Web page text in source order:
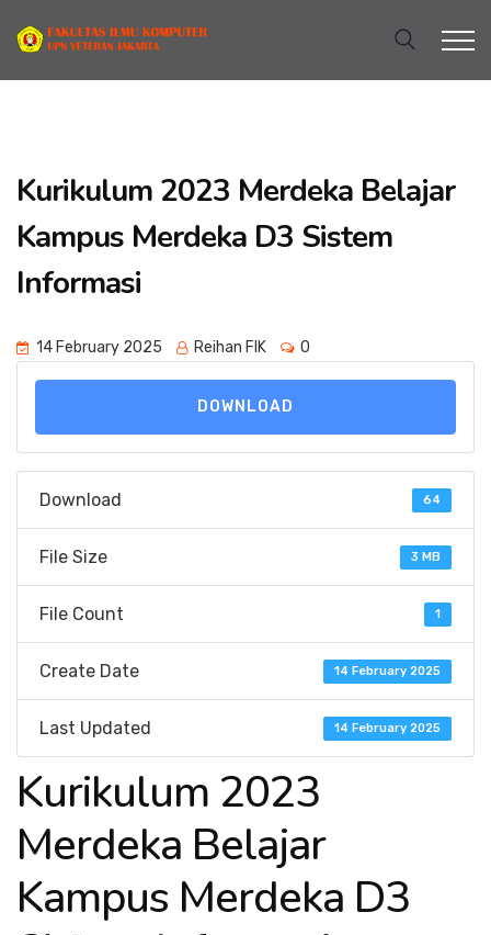
Kurikulum 2023 Merdeka Belajar
Kampus Merdeka D3 Sistem
Informasi
14 February 2025 Reihan FIK 0
DOWNLOAD
Download 64
File Size 3 MB
File Count 1
Create Date 14 February 2025
Last Updated 14 February 2025
Kurikulum 2023
Merdeka Belajar
Kampus Merdeka D3